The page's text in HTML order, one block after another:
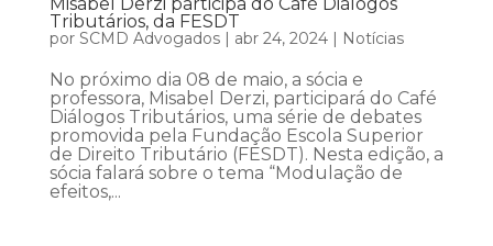
Tributários, da FESDT
por SCMD Advogados| abr 24, 2024| Notícias
No próximo dia 08 de maio, a sócia e
professora, Misabel Derzi, participará do Café
Diálogos Tributários, uma série de debates
promovida pela Fundação Escola Superior
de Direito Tributário (FESDT). Nesta edição, a
sócia falará sobre o tema “Modulação de
efeitos,...